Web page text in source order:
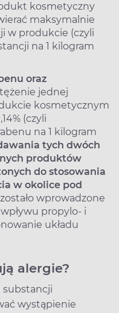
kosmetyczny
maksymalnie
w produkcie (czyli
na 1 kilogram
oraz
jednej
kosmetycznym
(czyli
na 1 kilogram
tych dwóch
produktów
do stosowania
w okolice pod
wprowadzone
propylo- i
układu
alergie?
substancji
wystąpienie